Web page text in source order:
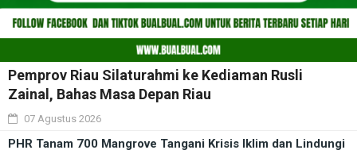
Pemprov Riau Silaturahmi ke Kediaman Rusli
Zainal, Bahas Masa Depan Riau
07 Agustus 2026
PHR Tanam 700 Mangrove Tangani Krisis Iklim dan Lindungi